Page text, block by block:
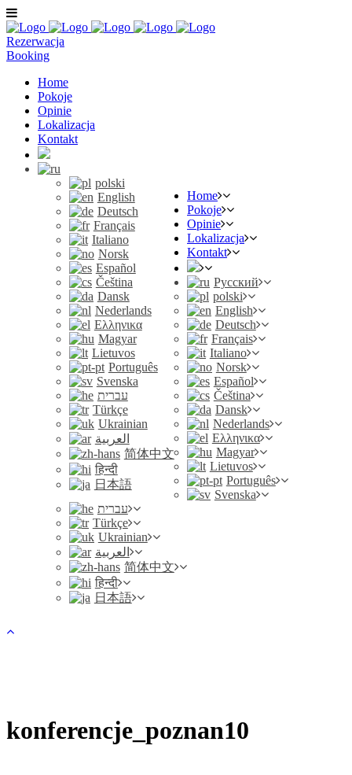
Rezerwacja
Booking
Home
Pokoje
Opinie
Lokalizacja
Kontakt
polski
English
Deutsch
Français
Italiano
Norsk
Español
Čeština
Dansk
Nederlands
Ελληνικα
Magyar
Lietuvos
Português
Svenska
עברית
Türkçe
Ukrainian
العربية
简体中文
हिन्दी
日本語
Home
Pokoje
Opinie
Lokalizacja
Kontakt
Русский
polski
English
Deutsch
Français
Italiano
Norsk
Español
Čeština
Dansk
Nederlands
Ελληνικα
Magyar
Lietuvos
Português
Svenska
עברית
Türkçe
Ukrainian
العربية
简体中文
हिन्दी
日本語
konferencje_poznan10